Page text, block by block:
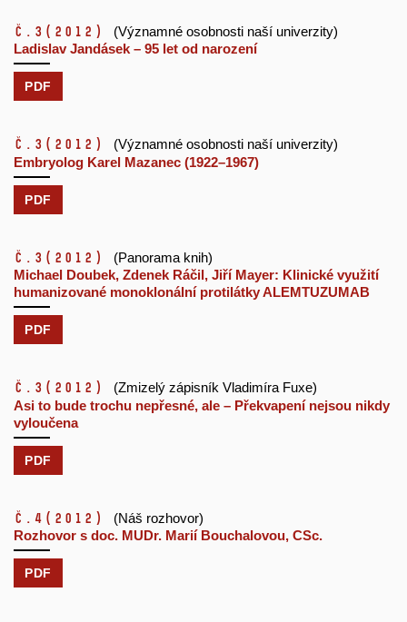
č.3 (2012)
(Významné osobnosti naší univerzity)
Ladislav Jandásek – 95 let od narození
PDF
č.3 (2012)
(Významné osobnosti naší univerzity)
Embryolog Karel Mazanec (1922–1967)
PDF
č.3 (2012)
(Panorama knih)
Michael Doubek, Zdenek Ráčil, Jiří Mayer: Klinické využití
humanizované monoklonální protilátky ALEMTUZUMAB
PDF
č.3 (2012)
(Zmizelý zápisník Vladimíra Fuxe)
Asi to bude trochu nepřesné, ale – Překvapení nejsou nikdy
vyloučena
PDF
č.4 (2012)
(Náš rozhovor)
Rozhovor s doc. MUDr. Marií Bouchalovou, CSc.
PDF